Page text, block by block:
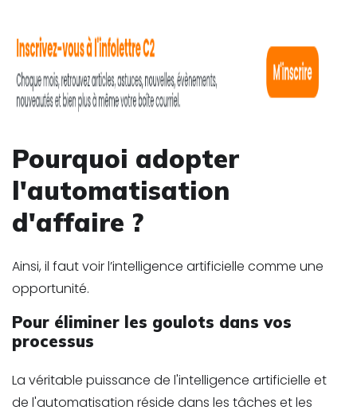
Pourquoi adopter
l'automatisation
d'affaire ?
Ainsi, il faut voir l’intelligence artificielle comme une
opportunité.
Pour éliminer les goulots dans vos
processus
La véritable puissance de l'intelligence artificielle et
de l'automatisation réside dans les tâches et les